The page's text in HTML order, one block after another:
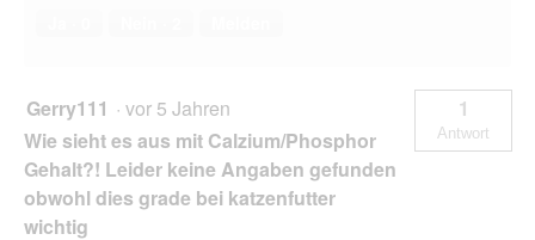
Gerry111 · vor 5 Jahren
Wie sieht es aus mit Calzium/Phosphor
Gehalt?! Leider keine Angaben gefunden
obwohl dies grade bei katzenfutter
wichtig
1
Antwort